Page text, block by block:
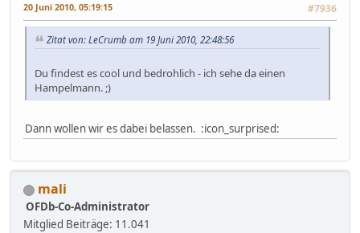
20 Juni 2010, 05:19:15 #7936
Zitat von: LeCrumb am 19 Juni 2010, 22:48:56
Du findest es cool und bedrohlich - ich sehe da einen
Hampelmann. ;)
Dann wollen wir es dabei belassen. :icon_surprised:
mali
OFDb-Co-Administrator
Mitglied Beiträge: 11.041